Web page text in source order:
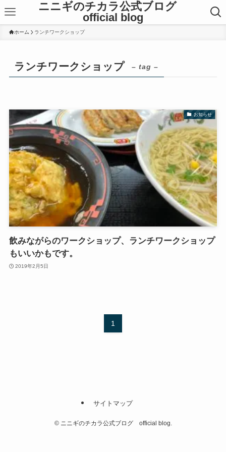
ニニギのチカラ公式ブログ
official blog
ホーム ランチワークショップ
ランチワークショップ – tag –
お知らせ
飲みながらのワークショップ、ランチワークショップ
もいいかもです。
2019年2月5日
1
サイトマップ
©ニニギのチカラ公式ブログ official blog.